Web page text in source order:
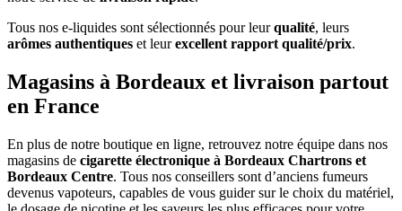
Tous nos e-liquides sont sélectionnés pour leurqualité, leurs
arômes authentiques et leurexcellent rapport qualité/prix.
Magasins à Bordeaux et livraison partout
en France
En plus de notre boutique en ligne, retrouvez notre équipe dans nos
magasins de cigarette électronique à Bordeaux Chartrons et
Bordeaux Centre. Tous nos conseillers sont d’anciens fumeurs
devenus vapoteurs, capables de vous guider sur le choix du matériel,